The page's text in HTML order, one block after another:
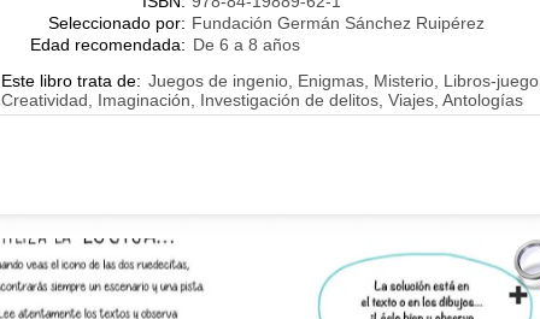
Seleccionado por: Fundación Germán Sánchez Ruipérez
Edad recomendada: De 6 a 8 años
Este libro trata de: Juegos de ingenio, Enigmas, Misterio, Libros-juego,
Creatividad, Imaginación, Investigación de delitos, Viajes, Antologías